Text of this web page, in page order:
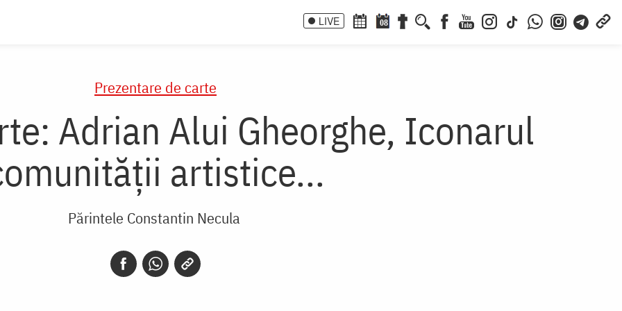
LIVE 08
Prezentare de carte
Adrian Alui Gheorghe, Iconarul
artistice...
Părintele Constantin Necula